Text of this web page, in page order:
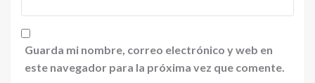
Guarda mi nombre, correo electrónico y web en
este navegador para la próxima vez que comente.